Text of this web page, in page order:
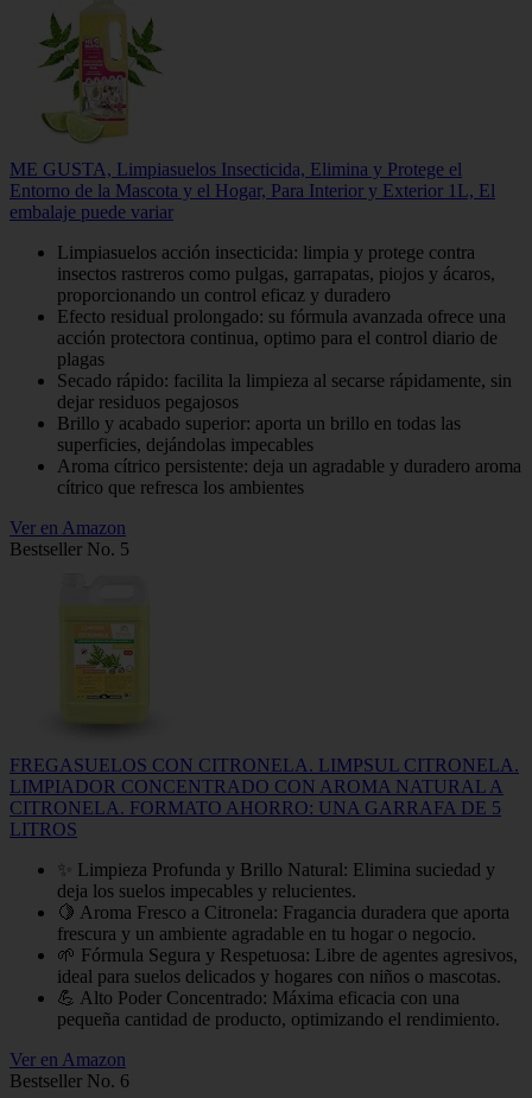
ME GUSTA, Limpiasuelos Insecticida, Elimina y Protege el
Entorno de la Mascota y el Hogar, Para Interior y Exterior 1L, El
embalaje puede variar
Limpiasuelos acción insecticida: limpia y protege contra
insectos rastreros como pulgas, garrapatas, piojos y ácaros,
proporcionando un control eficaz y duradero
Efecto residual prolongado: su fórmula avanzada ofrece una
acción protectora continua, optimo para el control diario de
plagas
Secado rápido: facilita la limpieza al secarse rápidamente, sin
dejar residuos pegajosos
Brillo y acabado superior: aporta un brillo en todas las
superficies, dejándolas impecables
Aroma cítrico persistente: deja un agradable y duradero aroma
cítrico que refresca los ambientes
Ver en Amazon
Bestseller No. 5
FREGASUELOS CON CITRONELA. LIMPSUL CITRONELA.
LIMPIADOR CONCENTRADO CON AROMA NATURAL A
CITRONELA. FORMATO AHORRO: UNA GARRAFA DE 5
LITROS
✨ Limpieza Profunda y Brillo Natural: Elimina suciedad y
deja los suelos impecables y relucientes.
🍋 Aroma Fresco a Citronela: Fragancia duradera que aporta
frescura y un ambiente agradable en tu hogar o negocio.
🌱 Fórmula Segura y Respetuosa: Libre de agentes agresivos,
ideal para suelos delicados y hogares con niños o mascotas.
💪 Alto Poder Concentrado: Máxima eficacia con una
pequeña cantidad de producto, optimizando el rendimiento.
Ver en Amazon
Bestseller No. 6